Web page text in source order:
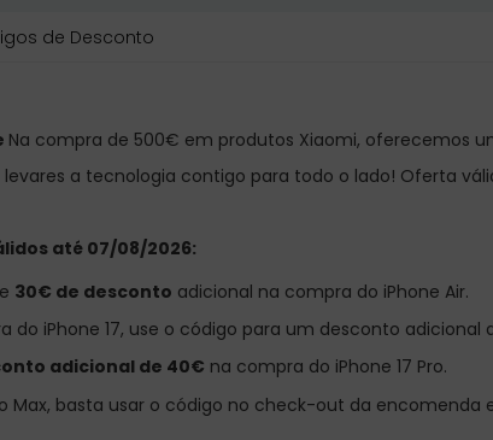
de Desconto
Na compra de 500€ em produtos Xiaomi, oferecemos
a tecnologia contigo para todo o lado! Oferta
até 07/08/2026:
30€ de desconto adicional na compra do iPhone Air.
do iPhone 17, use o código para um desconto adicional
adicional de 40€ na compra do iPhone 17 Pro.
Max, basta usar o código no check-out da encomenda